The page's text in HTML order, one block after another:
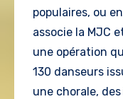
populaires, ou
associe la MJC
une opération
130 danseurs
une chorale,